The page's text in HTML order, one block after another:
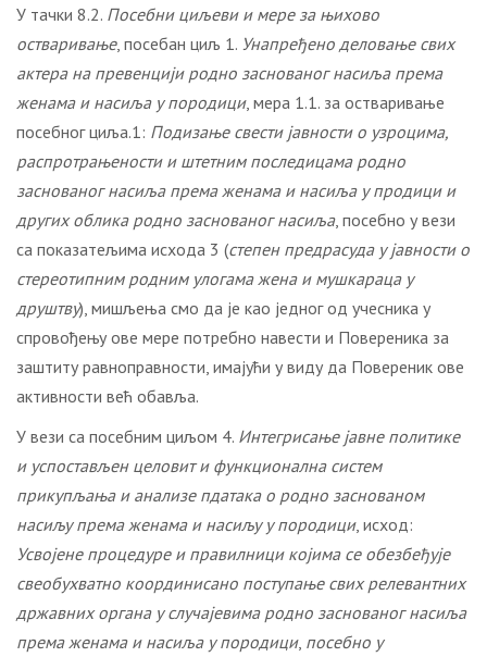
У тачки 8.2. Посебни циљеви и мере за њихово
остваривање, посебан циљ 1. Унапређено деловање свих
актера на превенцији родно заснованог насиља према
женама и насиља у породици, мера 1.1. за остваривање
посебног циља.1: Подизање свести јавности о узроцима,
распротрањености и штетним последицама родно
заснованог насиља према женама и насиља у продици и
других облика родно заснованог насиља, посебно у вези
са показатељима исхода 3 (степен предрасуда у јавности о
стереотипним родним улогама жена и мушкараца у
друштву), мишљења смо да је као једног од учесника у
спровођењу ове мере потребно навести и Повереника за
заштиту равноправности, имајући у виду да Повереник ове
активности већ обавља.
У вези са посебним циљом 4. Интегрисање јавне политике
и успостављен целовит и функционална систем
прикупљања и анализе пдатака о родно заснованом
насиљу према женама и насиљу у породици, исход:
Усвојенепроцедуре и правилници којима се обезбеђује
свеобухватно координисано поступање свих релевантних
државних органа у случајевима родно заснованог насиља
према женама и насиља у породици, посебно у